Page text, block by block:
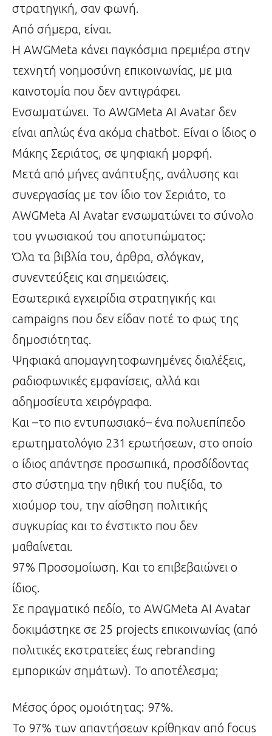
στρατηγική, σαν φωνή.
Από σήμερα, είναι.
Η AWGMeta κάνει παγκόσμια πρεμιέρα στην
τεχνητή νοημοσύνη επικοινωνίας, με μια
καινοτομία που δεν αντιγράφει.
Ενσωματώνει. Το AWGMeta AI Avatar δεν
είναι απλώς ένα ακόμα chatbot. Είναι ο ίδιος ο
Μάκης Σεριάτος, σε ψηφιακή μορφή.
Μετά από μήνες ανάπτυξης, ανάλυσης και
συνεργασίας με τον ίδιο τον Σεριάτο, το
AWGMeta AI Avatar ενσωματώνει το σύνολο
του γνωσιακού του αποτυπώματος:
Όλα τα βιβλία του, άρθρα, σλόγκαν,
συνεντεύξεις και σημειώσεις.
Εσωτερικά εγχειρίδια στρατηγικής και
campaigns που δεν είδαν ποτέ το φως της
δημοσιότητας.
Ψηφιακά απομαγνητοφωνημένες διαλέξεις,
ραδιοφωνικές εμφανίσεις, αλλά και
αδημοσίευτα χειρόγραφα.
Και –το πιο εντυπωσιακό– ένα πολυεπίπεδο
ερωτηματολόγιο 231 ερωτήσεων, στο οποίο
ο ίδιος απάντησε προσωπικά, προσδίδοντας
στο σύστημα την ηθική του πυξίδα, το
χιούμορ του, την αίσθηση πολιτικής
συγκυρίας και το ένστικτο που δεν
μαθαίνεται.
97% Προσομοίωση. Και το επιβεβαιώνει ο
ίδιος.
Σε πραγματικό πεδίο, το AWGMeta AI Avatar
δοκιμάστηκε σε 25 projects επικοινωνίας (από
πολιτικές εκστρατείες έως rebranding
εμπορικών σημάτων). Το αποτέλεσμα;
Μέσος όρος ομοιότητας: 97%.
Το 97% των απαντήσεων κρίθηκαν από focus